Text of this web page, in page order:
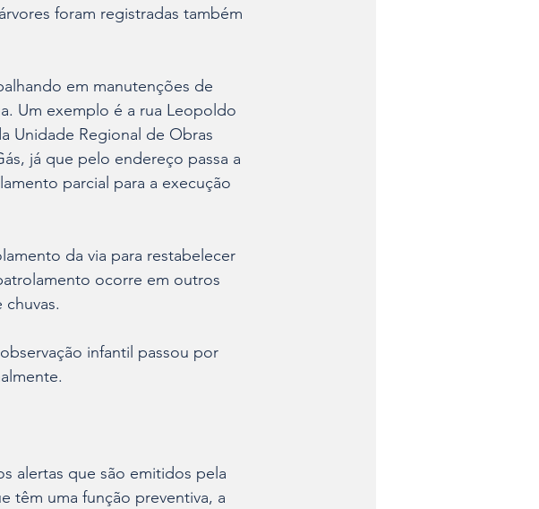
foram registradas também
em manutenções de
Um exemplo é a rua Leopoldo
Unidade Regional de Obras
já que pelo endereço passa a
parcial para a execução
da via para restabelecer
ocorre em outros
infantil passou por
alertas que são emitidos pela
têm uma função preventiva, a